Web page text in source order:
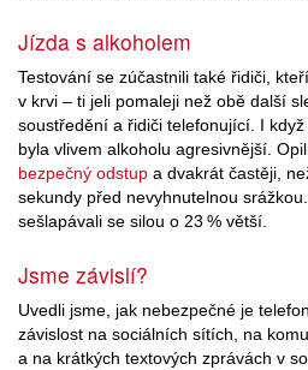
Jízda s alkoholem
Testování se zúčastnili také řidiči,
v krvi – ti jeli pomaleji než obě další
soustředění a řidiči telefonující. I
byla vlivem alkoholu agresivnější.
bezpečný odstup a dvakrát častěji,
sekundy před nevyhnutelnou
sešlapávali se silou o 23 % větší.
Jsme závislí?
Uvedli jsme, jak nebezpečné je
závislost na sociálních sítích, na
a na krátkých textových zprávách v